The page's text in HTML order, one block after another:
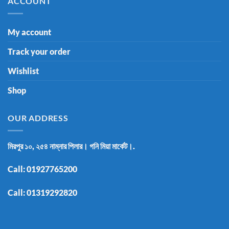
My account
Track your order
Wishlist
Shop
OUR ADDRESS
মিরপুর ১০, ২৫৪ নাম্নার পিলার। গনি মিয়া মার্কেট।.
Call:01927765200
Call:01319292820